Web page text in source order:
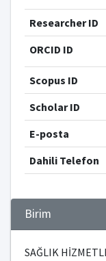
Researcher ID
ORCID ID
Scopus ID
Scholar ID
E-posta
Dahili Telefon
Birim
SAĞLIK